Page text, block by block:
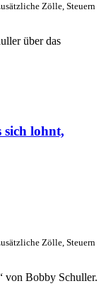
Zölle, Steuern
über das
sich lohnt,
Zölle, Steuern
von Bobby Schuller.